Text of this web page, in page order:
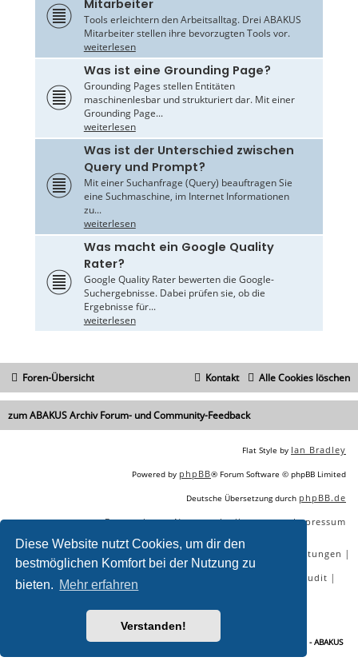
Diese Website nutzt Cookies, um dir den
bestmöglichen Komfort bei der Nutzung zu
bieten. Mehr erfahren
Verstanden!
Mitarbeiter
Tools erleichtern den Arbeitsalltag. Drei ABAKUS
Mitarbeiter stellen ihre bevorzugten Tools vor.
weiterlesen
Was ist eine Grounding Page?
Grounding Pages stellen Entitäten
maschinenlesbar und strukturiert dar. Mit einer
Grounding Page...
weiterlesen
Was ist der Unterschied zwischen
Query und Prompt?
Mit einer Suchanfrage (Query) beauftragen Sie
eine Suchmaschine, im Internet Informationen
zu...
weiterlesen
Was macht ein Google Quality
Rater?
Google Quality Rater bewerten die Google-
Suchergebnisse. Dabei prüfen sie, ob die
Ergebnisse für...
weiterlesen
Foren-Übersicht Alle Cookies löschen
Kontakt
zum ABAKUS Archiv Forum- und Community-Feedback
Flat Style by Ian Bradley
Powered by phpBB® Forum Software © phpBB Limited
Deutsche Übersetzung durch phpBB.de
Datenschutz|Nutzungsbedingungen|Impressum
SEO Online Tools SEO Dienstleistungen |
SEO Workshops | SEO Beratung SEO Audit |
Eure Meinung zu Kategorie-Änderungen im Forum - Seite 2 - ABAKUS